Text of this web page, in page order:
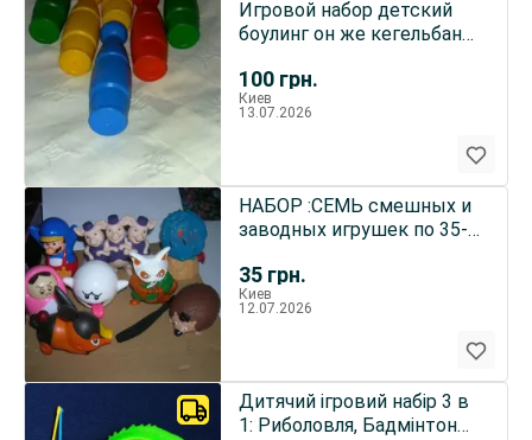
100 грн.
Игровой набор детский
боулинг он же кегельбан
Киев
13.07.2026
35 грн.
НАБОР :СЕМЬ смешных и
заводных игрушек по 35-
Киев
12.07.2026
Дитячий ігровий набір 3 в
1: Риболовля, Бадмінтон